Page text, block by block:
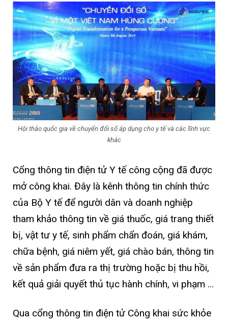
Hội thảo quốc gia về chuyển đổi số áp dụng cho y tế và các lĩnh vực
khác
Cổng thông tin điện tử Y tế công cộng đã được
mở công khai. Đây là kênh thông tin chính thức
của Bộ Y tế để người dân và doanh nghiệp
tham khảo thông tin về giá thuốc, giá trang thiết
bị, vật tư y tế, sinh phẩm chẩn đoán, giá khám,
chữa bệnh, giá niêm yết, giá chào bán, thông tin
về sản phẩm đưa ra thị trường hoặc bị thu hồi,
kết quả giải quyết thủ tục hành chính, vi phạm …
Qua cổng thông tin điện tử Công khai sức khỏe